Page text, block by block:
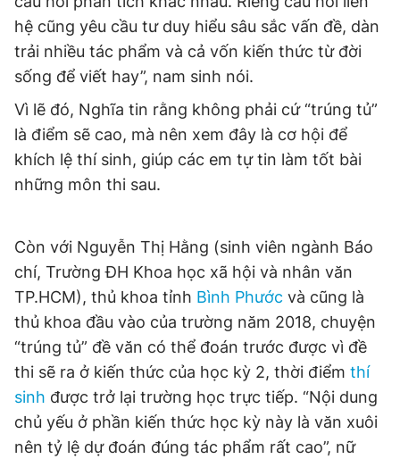
hệ cũng yêu cầu tư duy hiểu sâu sắc vấn đề, dàn
trải nhiều tác phẩm và cả vốn kiến thức từ đời
sống để viết hay”, nam sinh nói.
Vì lẽ đó, Nghĩa tin rằng không phải cứ “trúng tủ”
là điểm sẽ cao, mà nên xem đây là cơ hội để
khích lệ thí sinh, giúp các em tự tin làm tốt bài
những môn thi sau.
Còn với Nguyễn Thị Hằng (sinh viên ngành Báo
chí, Trường ĐH Khoa học xã hội và nhân văn
TP.HCM), thủ khoa tỉnh Bình Phước và cũng là
thủ khoa đầu vào của trường năm 2018, chuyện
“trúng tủ” đề văn có thể đoán trước được vì đề
thi sẽ ra ở kiến thức của học kỳ 2, thời điểm thí
sinh được trở lại trường học trực tiếp. “Nội dung
chủ yếu ở phần kiến thức học kỳ này là văn xuôi
nên tỷ lệ dự đoán đúng tác phẩm rất cao”, nữ